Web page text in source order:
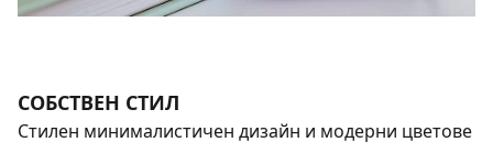
СОБСТВЕН СТИЛ
Стилен минималистичен дизайн и модерни цветове